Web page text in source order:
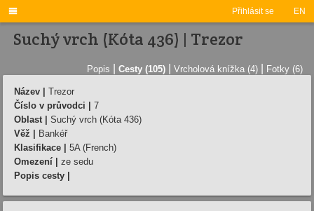
Přihlásit se EN

Suchý vrch (Kóta 436) | Trezor
Popis Cesty (105) Vrcholová knížka (4) Fotky (6)
Název |
Trezor
Číslo v průvodci |
7
Oblast |
Suchý vrch (Kóta 436)
Věž |
Bankéř
Klasifikace |
5A (French)
Omezení |
ze sedu
Popis cesty |